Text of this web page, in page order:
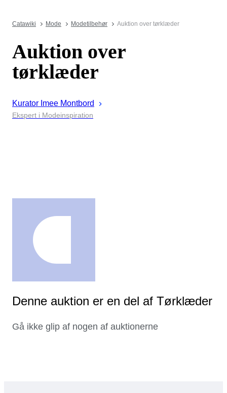
Catawiki Mode Modetilbehør Auktion over tørklæder
Auktion over
tørklæder
Kurator Imee Montbord
Ekspert i Modeinspiration
Denne auktion er en del af Tørklæder
Gå ikke glip af nogen af auktionerne